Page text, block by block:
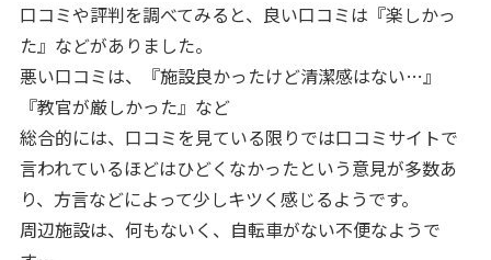
口コミや評判を調べてみると、良い口コミは『楽しかっ
た』などがありました。
悪い口コミは、『施設良かったけど清潔感はない…』
『教官が厳しかった』など
総合的には、口コミを見ている限りでは口コミサイトで
言われているほどはひどくなかったという意見が多数あ
り、方言などによって少しキツく感じるようです。
周辺施設は、何もないく、自転車がない不便なようで